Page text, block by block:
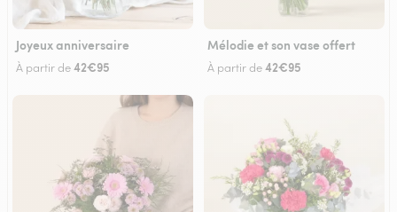
Joyeux anniversaire
À partir de42€95
Mélodie et son vase offert
À partir de42€95